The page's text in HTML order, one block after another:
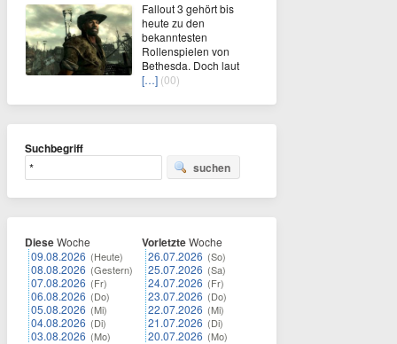
Fallout 3 gehört bis
heute zu den
bekanntesten
Rollenspielen von
Bethesda. Doch laut
[…] (00)
Suchbegriff
suchen
DieseWoche
09.08.2026 (Heute)
08.08.2026 (Gestern)
07.08.2026 (Fr)
06.08.2026 (Do)
05.08.2026 (Mi)
04.08.2026 (Di)
03.08.2026 (Mo)
VorletzteWoche
26.07.2026 (So)
25.07.2026 (Sa)
24.07.2026 (Fr)
23.07.2026 (Do)
22.07.2026 (Mi)
21.07.2026 (Di)
20.07.2026 (Mo)